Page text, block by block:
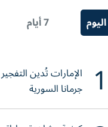
اليوم 7 أيام
1 الإمارات تُدين
جرمانا السورية